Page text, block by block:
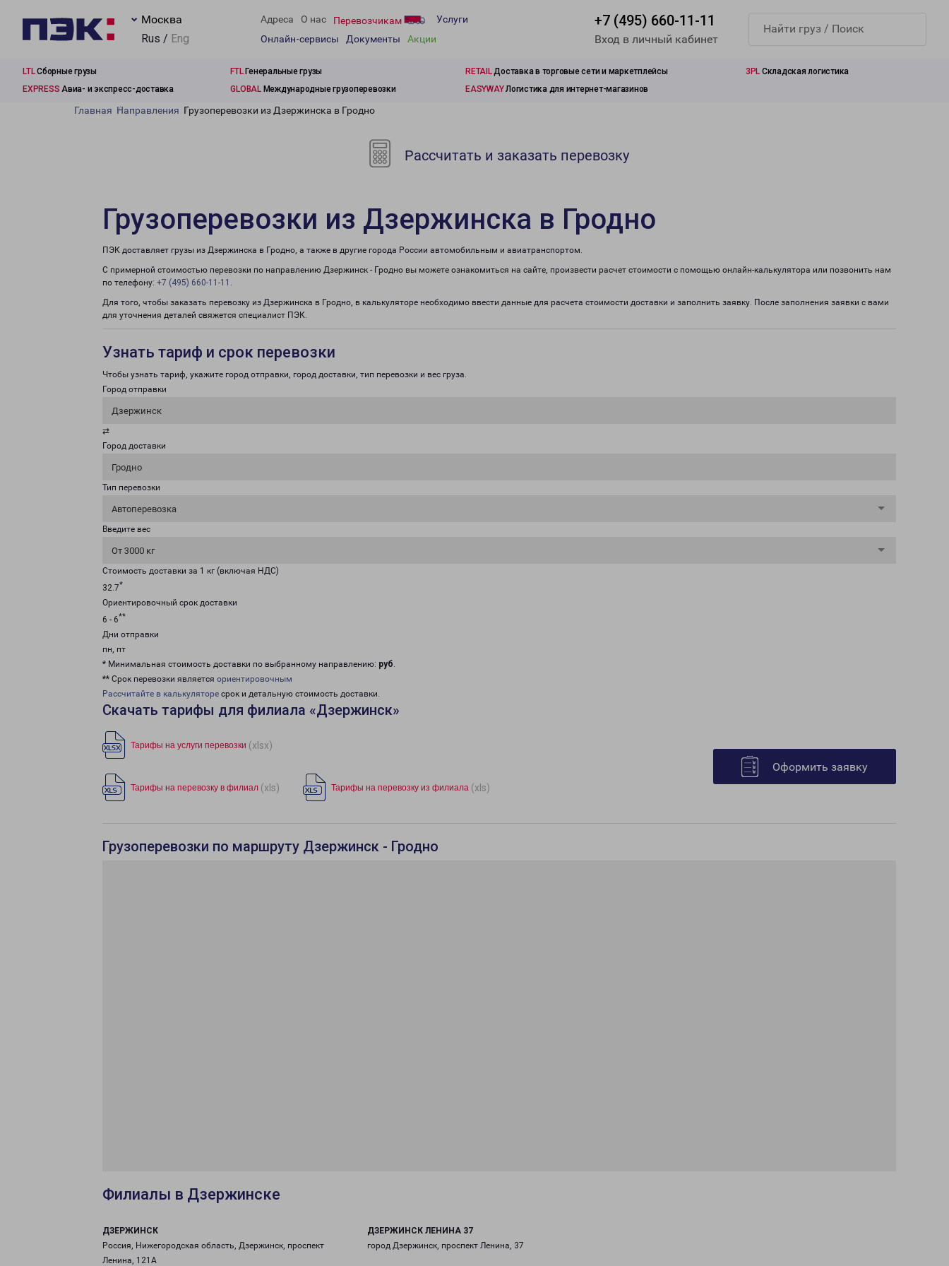
Москва
Rus / Eng
Адреса О нас Перевозчикам
Услуги
Онлайн-сервисы
Документы Акции
+7 (495) 660-11-11
Вход в личный кабинет
LTLСборные грузы FTLГенеральные грузы RETAILДоставка в торговые сети и маркетплейсы 3PL Складская логистика
EXPRESS Авиа- и экспресс-доставка GLOBALМеждународные грузоперевозки EASYWAYЛогистика для интернет-магазинов
Главная Направления Грузоперевозки из Дзержинска в Гродно
Рассчитать и заказать перевозку
Грузоперевозки из Дзержинска в Гродно
ПЭК доставляет грузы из Дзержинска в Гродно, а также в другие города России автомобильным и авиатранспортом.
С примерной стоимостью перевозки по направлению Дзержинск - Гродно вы можете ознакомиться на сайте, произвести расчет стоимости с помощью онлайн-калькулятора или позвонить нам
по телефону: +7 (495) 660-11-11 .
Для того, чтобы заказать перевозку из Дзержинска в Гродно, в калькуляторе необходимо ввести данные для расчета стоимости доставки и заполнить заявку. После заполнения заявки с вами
для уточнения деталей свяжется специалист ПЭК.
Узнать тариф и срок перевозки
Чтобы узнать тариф, укажите город отправки, город доставки, тип перевозки и вес груза.
Город отправки
Дзержинск
⇄
Город доставки
Гродно
Тип перевозки
Автоперевозка
Введите вес
От 3000 кг
Стоимость доставки за 1 кг (включая НДС)
32.7*
Ориентировочный срок доставки
6 - 6**
Дни отправки
пн, пт
* Минимальная стоимость доставки по выбранному направлению: руб.
** Срок перевозки является ориентировочным
Рассчитайте в калькуляторе срок и детальную стоимость доставки.
Скачать тарифы для филиала «Дзержинск»
Тарифы на услуги перевозки (xlsx)
Тарифы на перевозку в филиал (xls) Тарифы на перевозку из филиала (xls)
Оформить заявку
Грузоперевозки по маршруту Дзержинск - Гродно
Филиалы в Дзержинске
ДЗЕРЖИНСК
Россия, Нижегородская область, Дзержинск, проспект
Ленина, 121А
ДЗЕРЖИНСК ЛЕНИНА 37
город Дзержинск, проспект Ленина, 37